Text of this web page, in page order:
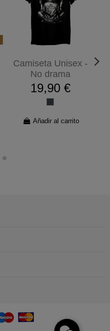
Camiseta Unisex -
No drama
19,90 €
Añadir al carrito